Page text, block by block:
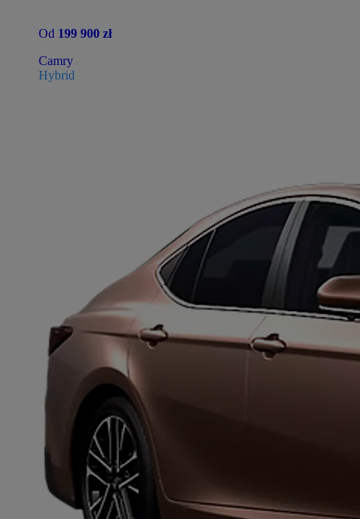
Od 199 900 zł
Camry
Hybrid